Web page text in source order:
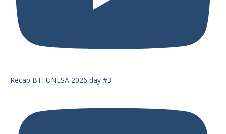
Recap BTI UNESA 2026 day #3